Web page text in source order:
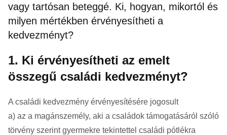
vagy tartósan beteggé. Ki, hogyan, mikortól és
milyen mértékben érvényesítheti a
kedvezményt?
1. Ki érvényesítheti az emelt
összegű családi kedvezményt?
A családi kedvezmény érvényesítésére jogosult
a) az a magánszemély, aki a családok támogatásáról szóló
törvény szerint gyermekre tekintettel családi pótlékra